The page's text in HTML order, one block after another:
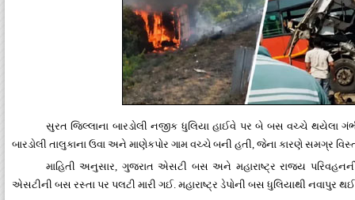
સુરત જિલ્લાના બારડોલી નજીક ધુલિયા હાઈવે પર બે બસ વચ્ચે થયેલા
બારડોલી તાલુકાના ઉવા અને માણેકપોર ગામ વચ્ચે બની હતી, જેના કારણે સમગ્ર
માહિતી અનુસાર, ગુજરાત એસટી બસ અને મહારાષ્ટ્ર રાજ્ય
એસટીની બસ રસ્તા પર પલટી મારી ગઈ. મહારાષ્ટ્ર ડેપોની બસ ધુલિયાથી